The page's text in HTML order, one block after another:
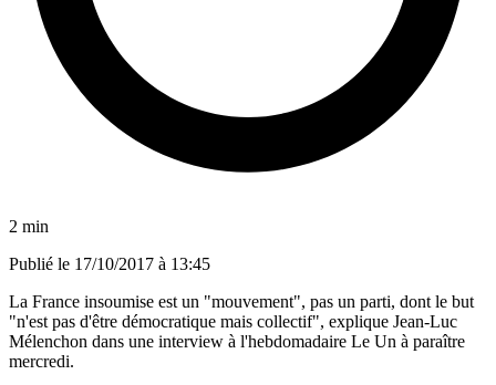
2 min
Publié le 17/10/2017 à 13:45
La France insoumise est un "mouvement", pas un parti, dont le but
"n'est pas d'être démocratique mais collectif", explique Jean-Luc
Mélenchon dans une interview à l'hebdomadaire Le Un à paraître
mercredi.